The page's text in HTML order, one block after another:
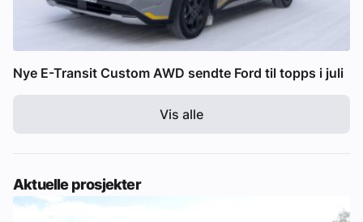
Nye E-Transit Custom AWD sendte Ford til topps i juli
Vis alle
Aktuelle prosjekter